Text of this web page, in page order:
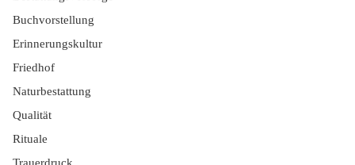
Buchvorstellung
Erinnerungskultur
Friedhof
Naturbestattung
Qualität
Rituale
Trauerdruck